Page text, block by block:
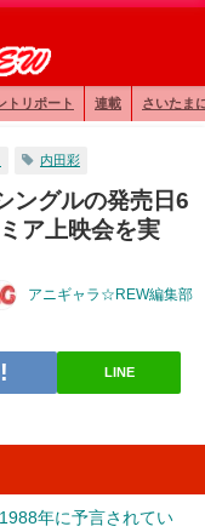
トリポート 連載 さいたま
内田彩
ングルの発売日6
ア上映会を実
アニギャラ☆REW編集部
LINE
年に予言されてい